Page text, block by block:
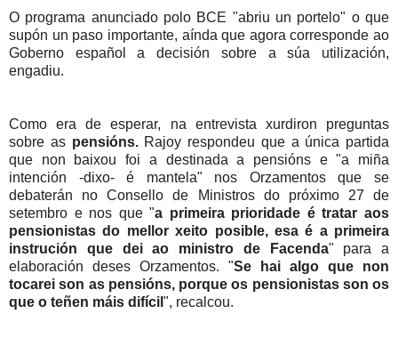
O programa anunciado polo BCE "abriu un portelo" o que
supón un paso importante, aínda que agora corresponde ao
Goberno español a decisión sobre a súa utilización,
engadiu.
Como era de esperar, na entrevista xurdiron preguntas
sobre as pensións.Rajoy respondeu que a única partida
que non baixou foi a destinada a pensións e "a miña
intención -dixo- é mantela" nos Orzamentos que se
debaterán no Consello de Ministros do próximo 27 de
setembro e nos que "a primeira prioridade é tratar aos
pensionistas do mellor xeito posible, esa é a primeira
instrución que dei ao ministro de Facenda" para a
elaboración deses Orzamentos. "Se hai algo que non
tocarei son as pensións, porque os pensionistas son os
que o teñen máis difícil ", recalcou.